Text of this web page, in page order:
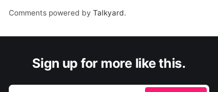
Comments powered by Talkyard.
Sign up for more like this.